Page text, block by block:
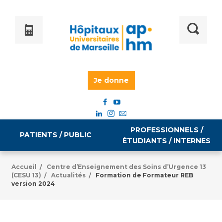
Je donne
PATIENTS / PUBLIC
Informations pratiques
PROFESSIONNELS /
ÉTUDIANTS / INTERNES
Égalité professionnelle
Accueil /
Centre d’Enseignement des Soins d’Urgence 13
(CESU 13) / Actualités /
Formation de Formateur REB
version 2024